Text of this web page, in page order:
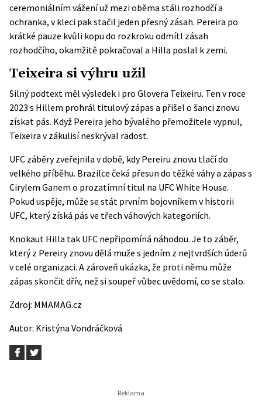
ceremoniálním vážení už mezi oběma stáli rozhodčí a
ochranka, v kleci pak stačil jeden přesný zásah. Pereira po
krátké pauze kvůli kopu do rozkroku odmítl zásah
rozhodčího, okamžitě pokračoval a Hilla poslal k zemi.
Teixeira si výhru užil
Silný podtext měl výsledek i pro Glovera Teixeiru. Ten v roce
2023 s Hillem prohrál titulový zápas a přišel o šanci znovu
získat pás. Když Pereira jeho bývalého přemožitele vypnul,
Teixeira v zákulisí neskrýval radost.
UFC záběry zveřejnila v době, kdy Pereiru znovu tlačí do
velkého příběhu. Brazilce čeká přesun do těžké váhy a zápas s
Cirylem Ganem o prozatímní titul na UFC White House.
Pokud uspěje, může se stát prvním bojovníkem v historii
UFC, který získá pás ve třech váhových kategoriích.
Knokaut Hilla tak UFC nepřipomíná náhodou. Je to záběr,
který z Pereiry znovu dělá muže s jedním z nejtvrdších úderů
v celé organizaci. A zároveň ukázka, že proti němu může
zápas skončit dřív, než si soupeř vůbec uvědomí, co se stalo.
Zdroj: MMAMAG.cz
Autor: Kristýna Vondráčková